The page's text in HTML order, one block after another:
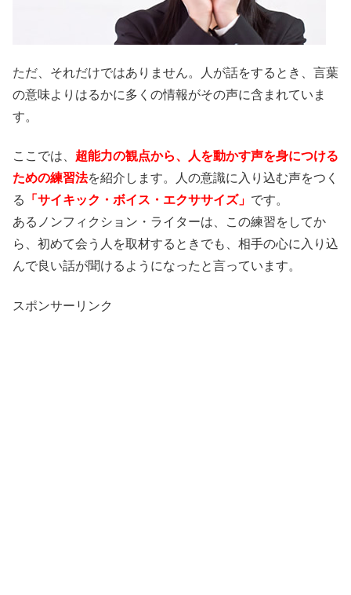
ただ、それだけではありません。人が話をするとき、言葉
の意味よりはるかに多くの情報がその声に含まれていま
す。
ここでは、 超能力の観点から、人を動かす声を身につける
ための練習法を紹介します。人の意識に入り込む声をつく
る
「サイキック・ボイス・エクササイズ」 です。
あるノンフィクション・ライターは、この練習をしてか
ら、初めて会う人を取材するときでも、相手の心に入り込
んで良い話が聞けるようになったと言っています。
スポンサーリンク